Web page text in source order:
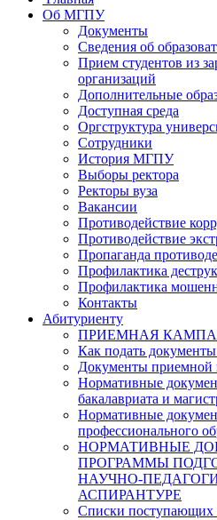
Об МГПУ
Документы
Сведения об
Прием студентов из
организаций
Дополнительные
Доступная среда
Оргструктура
Сотрудники
История МГПУ
Выборы ректора
Ректоры вуза
Вакансии
Противодействие
Противодействие
Пропаганда
Профилактика
Профилактика
Контакты
Абитуриенту
ПРИЕМНАЯ
Как подать
Документы приемной
Нормативные
бакалавриата и
Нормативные
профессионального
НОРМАТИВНЫЕ
ПРОГРАММЫ
НАУЧНО-
АСПИРАНТУРЕ
Списки поступающих